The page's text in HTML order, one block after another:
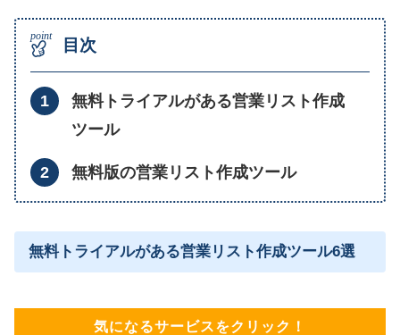
目次
無料トライアルがある営業リスト作成
ツール
無料版の営業リスト作成ツール
無料トライアルがある営業リスト作成ツール6選
気になるサービスをクリック！